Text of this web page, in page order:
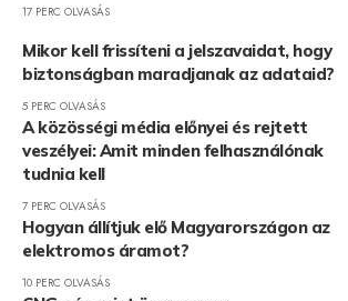
17 PERC OLVASÁS
Mikor kell frissíteni a jelszavaidat, hogy
biztonságban maradjanak az adataid?
5 PERC OLVASÁS
A közösségi média előnyei és rejtett
veszélyei: Amit minden felhasználónak
tudnia kell
7 PERC OLVASÁS
Hogyan állítjuk elő Magyarországon az
elektromos áramot?
10 PERC OLVASÁS